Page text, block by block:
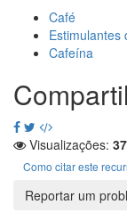
Café
Estimulantes
Cafeína
Visualizações:
Como citar este
Reportar um